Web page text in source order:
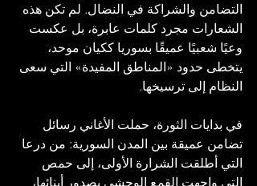
التضامن والشراكة في النضال. لم تكن هذه
الشعارات مجرد كلمات عابرة، بل عكست
وعيًا شعبيًا عميقًا بسوريا ككيان موحد،
يتخطى حدود «المناطق المفيدة» التي سعى
النظام إلى ترسيخها.
في بدايات الثورة، حملت الأغاني رسائل
تضامن عميقة بين المدن السورية: من درعا
التي أطلقت الشرارة الأولى، إلى حمص
التي واجهت القمع الوحشي بصدور أبنائها،